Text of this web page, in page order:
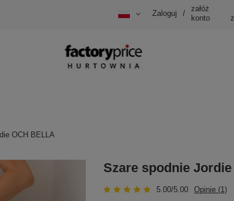
Zaloguj /
załóż
konto
OCH BELLA
Szare spodnie
5.00/5.00 Opinie (1)